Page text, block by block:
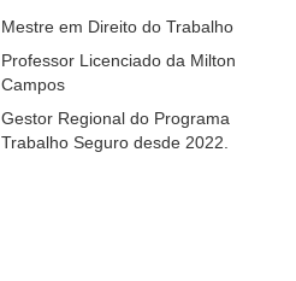
Mestre em Direito do Trabalho
Professor Licenciado da Milton
Campos
Gestor Regional do Programa
Trabalho Seguro desde 2022.